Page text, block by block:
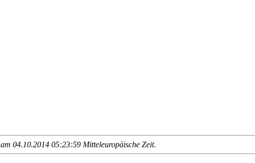
am 04.10.2014 05:23:59 Mitteleuropäische Zeit.